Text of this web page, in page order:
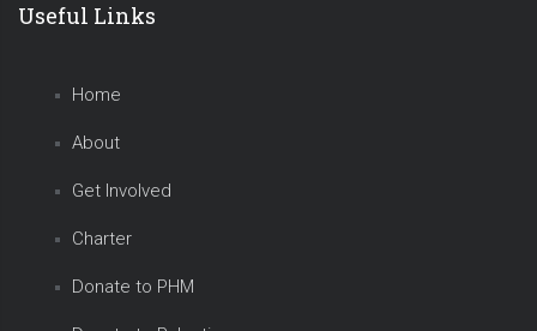
Useful Links
Home
About
Get Involved
Charter
Donate to PHM